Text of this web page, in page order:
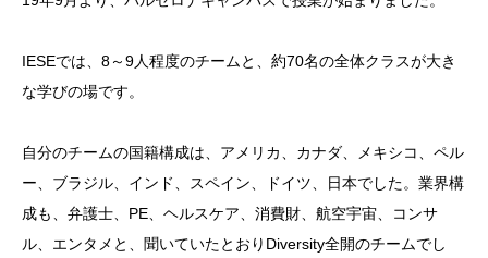
IESEでは、8～9人程度のチームと、約70名の全体クラスが大き
な学びの場です。
自分のチームの国籍構成は、アメリカ、カナダ、メキシコ、ペル
ー、ブラジル、インド、スペイン、ドイツ、日本でした。業界構
成も、弁護士、PE、ヘルスケア、消費財、航空宇宙、コンサ
ル、エンタメと、聞いていたとおりDiversity全開のチームでし